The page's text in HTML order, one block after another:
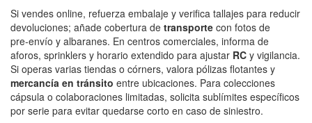
Si vendes online, refuerza embalaje y verifica tallajes para reducir
devoluciones; añade cobertura de transporte con fotos de
pre‑envío y albaranes. En centros comerciales, informa de
aforos, sprinklers y horario extendido para ajustar RC y vigilancia.
Si operas varias tiendas o córners, valora pólizas flotantes y
mercancía en tránsito entre ubicaciones. Para colecciones
cápsula o colaboraciones limitadas, solicita sublímites específicos
por serie para evitar quedarse corto en caso de siniestro.